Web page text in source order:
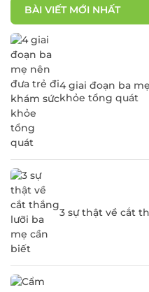
BÀI VIẾT MỚI NHẤT
4 giai đoạn ba
khỏe tổng quát
3 sự thật về cắt